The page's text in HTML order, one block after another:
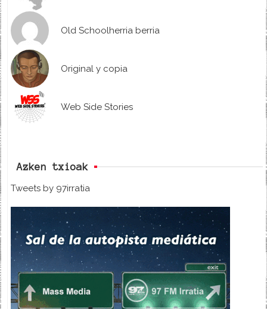
Old Schoolherria berria
Original y copia
Web Side Stories
Azken txioak
Tweets by 97irratia